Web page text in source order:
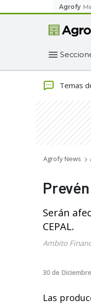
Agrofy
Temas
Agrofy News
Serán
CEPAL.
Ambito
30 de Diciembre
Las